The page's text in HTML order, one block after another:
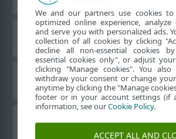
ESET 포럼
국가별 지원
쿠키 관리
We and our partners use cookies
optimized online experience,
and serve you with personalized ads.
collection of all cookies by clicking
decline all non-essential cookies
essential cookies only", or adjust
clicking "Manage cookies". You
withdraw your consent or change
anytime by clicking the "Manage
footer or in your account settings (if
information, see ourCookie Policy.
ACCEPT ALL AND